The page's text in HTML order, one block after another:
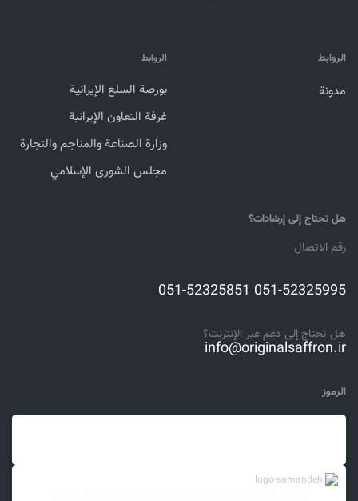
الروابط
مدونة
الروابط
بورصة السلع الإيرانية
غرفة التعاون الإيرانية
وزارة الصناعة والمناجم والتجارة
مجلس الشورى الإسلامي
هل تحتاج إلى إرشادات؟
رقم الاتصال
051-52325995 051-52325851
هل تحتاج إلى دعم عبر الإنترنت؟
info@originalsaffron.ir
الرموز